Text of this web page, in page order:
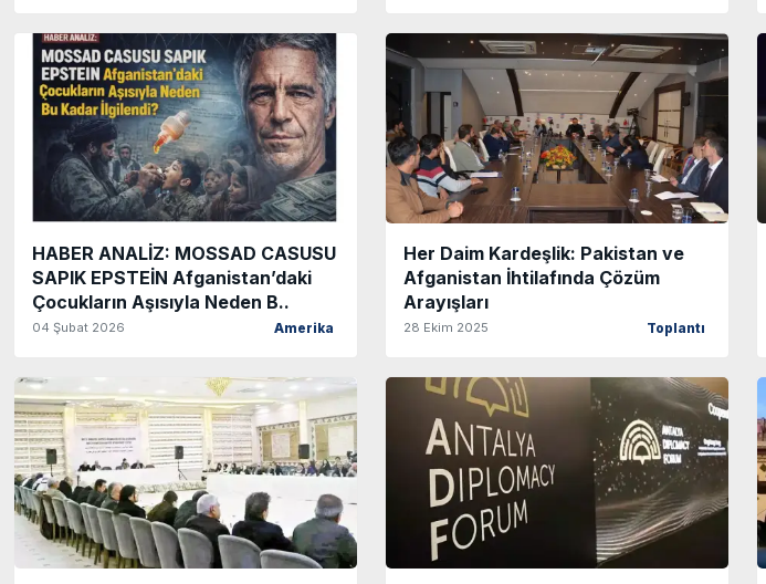
HABER ANALİZ: MOSSAD CASUSU
SAPIK EPSTEİN Afganistan’daki
Çocukların Aşısıyla Neden B..
04 Şubat 2026 Amerika
Her Daim Kardeşlik: Pakistan ve
Afganistan İhtilafında Çözüm
Arayışları
28 Ekim 2025 Toplantı